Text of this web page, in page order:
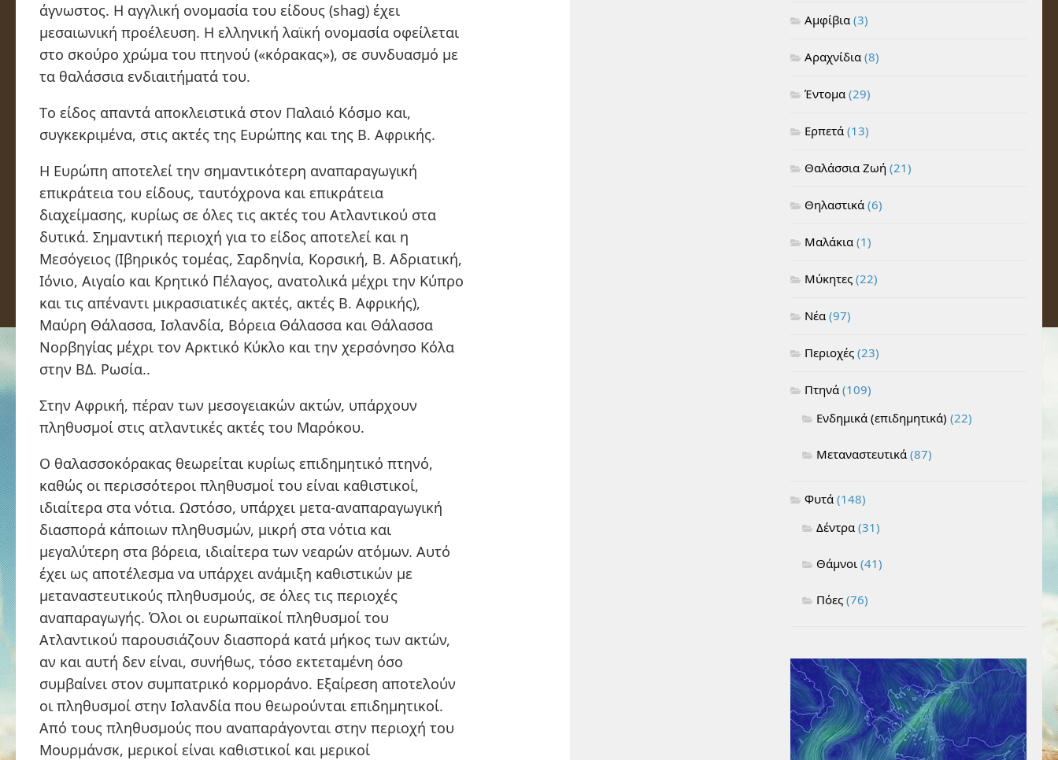
άγνωστος. Η αγγλική ονομασία του είδους (shag) έχει
μεσαιωνική προέλευση. Η ελληνική λαϊκή ονομασία οφείλεται
στο σκούρο χρώμα του πτηνού («κόρακας»), σε συνδυασμό με
τα θαλάσσια ενδιαιτήματά του.
Tο είδος απαντά αποκλειστικά στον Παλαιό Κόσμο και,
συγκεκριμένα, στις ακτές της Ευρώπης και της Β. Αφρικής.
Η Ευρώπη αποτελεί την σημαντικότερη αναπαραγωγική
επικράτεια του είδους, ταυτόχρονα και επικράτεια
διαχείμασης, κυρίως σε όλες τις ακτές του Ατλαντικού στα
δυτικά. Σημαντική περιοχή για το είδος αποτελεί και η
Μεσόγειος (Ιβηρικός τομέας, Σαρδηνία, Κορσική, Β. Αδριατική,
Ιόνιο, Αιγαίο και Κρητικό Πέλαγος, ανατολικά μέχρι την Κύπρο
και τις απέναντι μικρασιατικές ακτές, ακτές Β. Αφρικής),
Μαύρη Θάλασσα, Ισλανδία, Βόρεια Θάλασσα και Θάλασσα
Νορβηγίας μέχρι τον Αρκτικό Κύκλο και την χερσόνησο Κόλα
στην ΒΔ. Ρωσία..
Στην Αφρική, πέραν των μεσογειακών ακτών, υπάρχουν
πληθυσμοί στις ατλαντικές ακτές του Μαρόκου.
Ο θαλασσοκόρακας θεωρείται κυρίως επιδημητικό πτηνό,
καθώς οι περισσότεροι πληθυσμοί του είναι καθιστικοί,
ιδιαίτερα στα νότια. Ωστόσο, υπάρχει μετα-αναπαραγωγική
διασπορά κάποιων πληθυσμών, μικρή στα νότια και
μεγαλύτερη στα βόρεια, ιδιαίτερα των νεαρών ατόμων. Αυτό
έχει ως αποτέλεσμα να υπάρχει ανάμιξη καθιστικών με
μεταναστευτικούς πληθυσμούς, σε όλες τις περιοχές
αναπαραγωγής. Όλοι οι ευρωπαϊκοί πληθυσμοί του
Ατλαντικού παρουσιάζουν διασπορά κατά μήκος των ακτών,
αν και αυτή δεν είναι, συνήθως, τόσο εκτεταμένη όσο
συμβαίνει στον συμπατρικό κορμοράνο. Εξαίρεση αποτελούν
οι πληθυσμοί στην Ισλανδία που θεωρούνται επιδημητικοί.
Από τους πληθυσμούς που αναπαράγονται στην περιοχή του
Μουρμάνσκ, μερικοί είναι καθιστικοί και μερικοί
Αμφίβια (3)
Αραχνίδια (8)
Έντομα (29)
Ερπετά (13)
Θαλάσσια Ζωή (21)
Θηλαστικά (6)
Μαλάκια (1)
Μύκητες (22)
Νέα (97)
Περιοχές (23)
Πτηνά (109)
Ενδημικά (επιδημητικά) (22)
Μεταναστευτικά (87)
Φυτά (148)
Δέντρα (31)
Θάμνοι (41)
Πόες (76)